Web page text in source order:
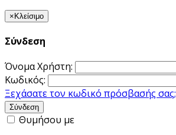
×Κλείσιμο
Σύνδεση
Όνομα Χρήστη:
Κωδικός:
Ξεχάσατε τον κωδικό πρόσβασής σας;
Σύνδεση
Θυμήσου με